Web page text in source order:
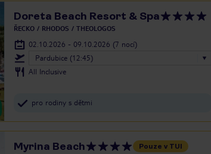
Doreta Beach Resort & Spa
ŘECKO RHODOS THEOLOGOS
02.10.2026 - 09.10.2026 (7 nocí)
Pardubice (12:45)
All Inclusive
pro rodiny s dětmi
Myrina Beach Pouze v TUI